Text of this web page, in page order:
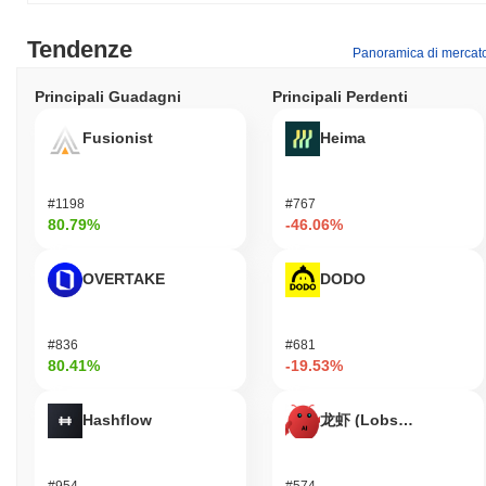
decentralizzati.
Cosa puoi fare con Cheese Swap?
Il token CHEESE ha molteplici utilità pratiche all'interno
dell'ecosistema di Cheese Swap. Gli utenti possono utilizzare
soluzione di continuità di varie criptovalute. I detentori hanno
l'opzione di mettere in staking i propri token CHEESE,
guadagnando ricompense in cambio. Inoltre, i detentori di token
CHEESE possono partecipare ad attività di governance,
sviluppo e la direzione della piattaforma Cheese Swap. Questo
approccio democratico consente agli utenti di avere voce in
sviluppatori, Cheese Swap fornisce strumenti e risorse per
costruire applicazioni decentralizzate (dApps) e integrarsi con
Tendenze Panoramica di
Principali Guadagni
Fusionist
#1198
80.79%
OVERTAKE
#836
80.41%
Hashflow
Principali Perdenti
Heima
#767
-46.06%
DODO
#681
-19.53%
龙虾 (Lobster)